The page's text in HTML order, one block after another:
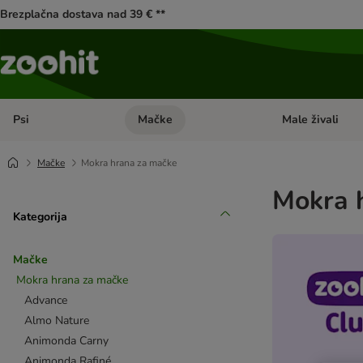
Brezplačna dostava nad 39 € **
Psi Odprite meni kategorij: Psi
Mačke Odprite meni
Male živali
Mačke Mokra hrana za mačke
Kategorija
Mačke
Mokra hrana za mačke
Advance
Almo Nature
Animonda Carny
Mokra